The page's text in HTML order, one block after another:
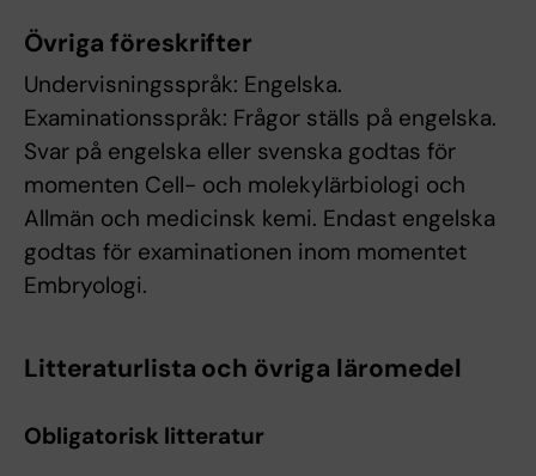
Övriga föreskrifter
Undervisningsspråk: Engelska.
Examinationsspråk: Frågor ställs på engelska.
Svar på engelska eller svenska godtas för
momenten Cell- och molekylärbiologi och
Allmän och medicinsk kemi. Endast engelska
godtas för examinationen inom momentet
Embryologi.
Litteraturlista och övriga läromedel
Obligatorisk litteratur